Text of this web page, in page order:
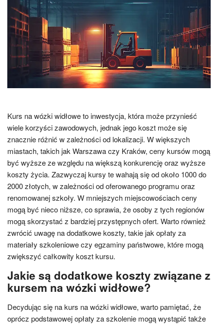
Kurs na wózki widłowe to inwestycja, która może przynieść
wiele korzyści zawodowych, jednak jego koszt może się
znacznie różnić w zależności od lokalizacji. W większych
miastach, takich jak Warszawa czy Kraków, ceny kursów mogą
być wyższe ze względu na większą konkurencję oraz wyższe
koszty życia. Zazwyczaj kursy te wahają się od około 1000 do
2000 złotych, w zależności od oferowanego programu oraz
renomowanej szkoły. W mniejszych miejscowościach ceny
mogą być nieco niższe, co sprawia, że osoby z tych regionów
mogą skorzystać z bardziej przystępnych ofert. Warto również
zwrócić uwagę na dodatkowe koszty, takie jak opłaty za
materiały szkoleniowe czy egzaminy państwowe, które mogą
zwiększyć całkowity koszt kursu.
Jakie są dodatkowe koszty związane z
kursem na wózki widłowe?
Decydując się na kurs na wózki widłowe, warto pamiętać, że
oprócz podstawowej opłaty za szkolenie mogą wystąpić także